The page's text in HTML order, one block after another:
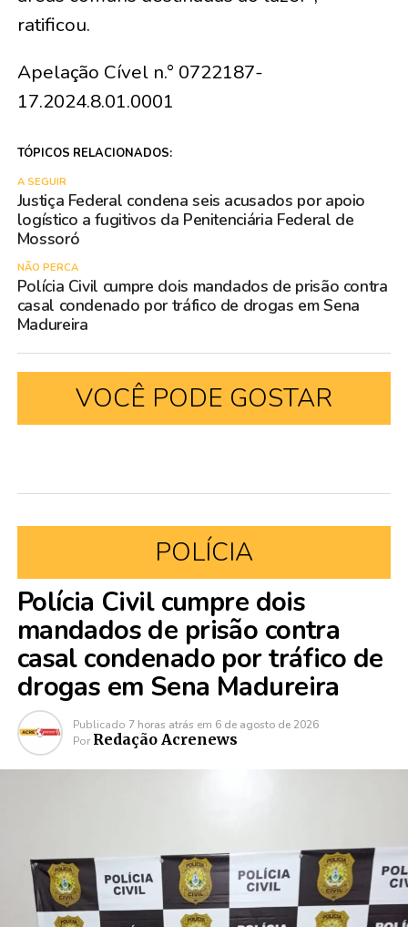
ratificou.
Apelação Cível n.° 0722187-
17.2024.8.01.0001
TÓPICOS RELACIONADOS:
A SEGUIR
Justiça Federal condena seis acusados por apoio
logístico a fugitivos da Penitenciária Federal de
Mossoró
NÃO PERCA
Polícia Civil cumpre dois mandados de prisão contra
casal condenado por tráfico de drogas em Sena
Madureira
VOCÊ PODE GOSTAR
POLÍCIA
Polícia Civil cumpre dois
mandados de prisão contra
casal condenado por tráfico de
drogas em Sena Madureira
Publicado 7 horas atrás em 6 de agosto de 2026
Por Redação Acrenews